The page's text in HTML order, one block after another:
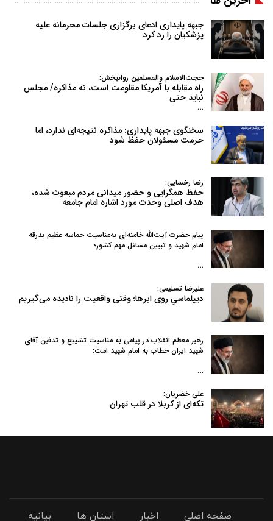
جبهه پایداری ادعای برگزاری جلسات محرمانه علیه
پزشکیان را رد کرد
حجت‌الاسلام والمسلمین روانبخش:
راه مقابله با آمریکا مقاومت است، نه مذاکره/ مجلس
نباید حتی
…
سخنگوی جبهه پایداری: مذاکره نتیجه‌ای ندارد، اما
حرمت مسئولان حفظ شود
رضا رخسایی:
حفظ همگرایی و حضور میدانی مردم مبعوث شده،
هدف اصلی وحدت مورد اشاره امام جامعه
پیام حضرت آیت‌الله خامنه‌ای به‌مناسبت حماسه عظیم بدرقه
امام شهید و تبیین مسائل مهم کشور؛
…
علیرضا تسلیمی:
دیپلماسیِ روی ابرها؛ وقتی واقعیت را نادیده می‌گیریم
رهبر معظم انقلاب در پیامی به‌ مناسبت تشییع و تدفین آقای
شهید ایران خطاب به امام شهید امت:
…
علی خضریان:
تکه‌ای از کربلا در قلب تهران
صفحه اصلی اخبار استان ها بیانیه